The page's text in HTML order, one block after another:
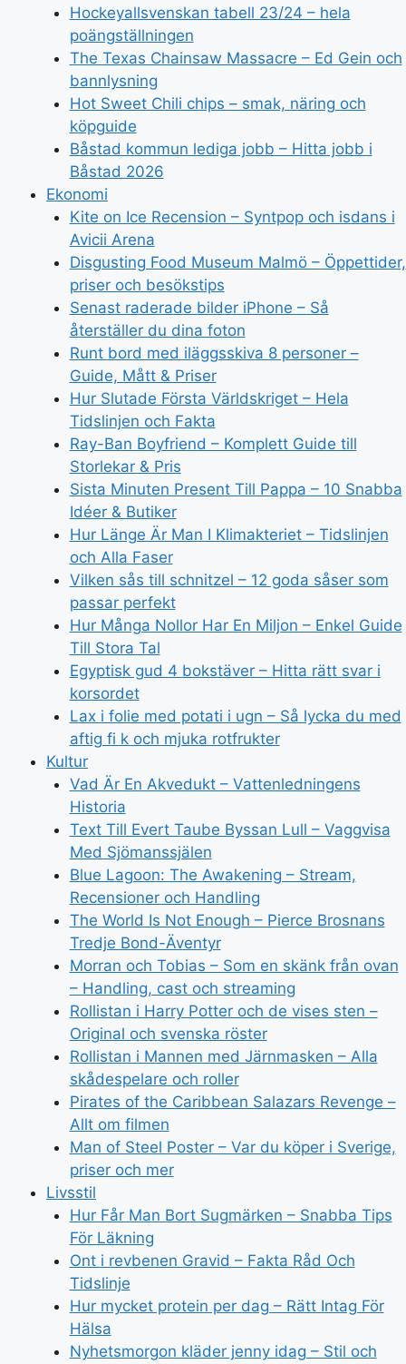
Hockeyallsvenskan tabell 23/24 – hela
poängställningen
The Texas Chainsaw Massacre – Ed Gein och
bannlysning
Hot Sweet Chili chips – smak, näring och
köpguide
Båstad kommun lediga jobb – Hitta jobb i
Båstad 2026
Ekonomi
Kite on Ice Recension – Syntpop och isdans i
Avicii Arena
Disgusting Food Museum Malmö – Öppettider,
priser och besökstips
Senast raderade bilder iPhone – Så
återställer du dina foton
Runt bord med iläggsskiva 8 personer –
Guide, Mått & Priser
Hur Slutade Första Världskriget – Hela
Tidslinjen och Fakta
Ray-Ban Boyfriend – Komplett Guide till
Storlekar & Pris
Sista Minuten Present Till Pappa – 10 Snabba
Idéer & Butiker
Hur Länge Är Man I Klimakteriet – Tidslinjen
och Alla Faser
Vilken sås till schnitzel – 12 goda såser som
passar perfekt
Hur Många Nollor Har En Miljon – Enkel Guide
Till Stora Tal
Egyptisk gud 4 bokstäver – Hitta rätt svar i
korsordet
Lax i folie med potati i ugn – Så lycka du med
aftig fi k och mjuka rotfrukter
Kultur
Vad Är En Akvedukt – Vattenledningens
Historia
Text Till Evert Taube Byssan Lull – Vaggvisa
Med Sjömanssjälen
Blue Lagoon: The Awakening – Stream,
Recensioner och Handling
The World Is Not Enough – Pierce Brosnans
Tredje Bond-Äventyr
Morran och Tobias – Som en skänk från ovan
– Handling, cast och streaming
Rollistan i Harry Potter och de vises sten –
Original och svenska röster
Rollistan i Mannen med Järnmasken – Alla
skådespelare och roller
Pirates of the Caribbean Salazars Revenge –
Allt om filmen
Man of Steel Poster – Var du köper i Sverige,
priser och mer
Livsstil
Hur Får Man Bort Sugmärken – Snabba Tips
För Läkning
Ont i revbenen Gravid – Fakta Råd Och
Tidslinje
Hur mycket protein per dag – Rätt Intag För
Hälsa
Nyhetsmorgon kläder jenny idag – Stil och